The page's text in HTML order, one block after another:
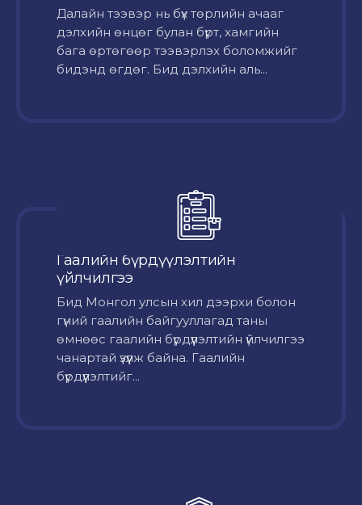
Далайн тээвэр нь бүх төрлийн ачааг
дэлхийн өнцөг булан бүрт, хамгийн
бага өртөгөөр тээвэрлэх боломжийг
бидэнд өгдөг. Бид дэлхийн аль...
Гаалийн бүрдүүлэлтийн
үйлчилгээ
Бид Монгол улсын хил дээрхи болон
гүний гаалийн байгууллагад таны
өмнөөс гаалийн бүрдүүлэлтийн үйлчилгээ
чанартай үзүүлж байна. Гаалийн
бүрдүүлэлтийг...